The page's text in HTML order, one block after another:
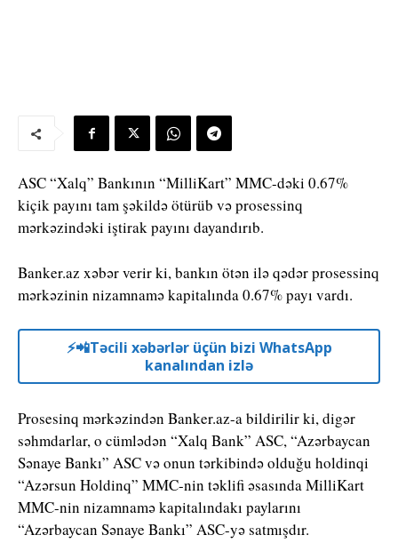
ASC “Xalq” Bankının “MilliKart” MMC-dəki 0.67%
kiçik payını tam şəkildə ötürüb və prosessinq
mərkəzindəki iştirak payını dayandırıb.
Banker.az xəbər verir ki, bankın ötən ilə qədər prosessinq
mərkəzinin nizamnamə kapitalında 0.67% payı vardı.
⚡️📲Təcili xəbərlər üçün bizi WhatsApp
kanalından izlə
Prosesinq mərkəzindən Banker.az-a bildirilir ki, digər
səhmdarlar, o cümlədən “Xalq Bank” ASC, “Azərbaycan
Sənaye Bankı” ASC və onun tərkibində olduğu holdinqi
“Azərsun Holdinq” MMC-nin təklifi əsasında MilliKart
MMC-nin nizamnamə kapitalındakı paylarını
“Azərbaycan Sənaye Bankı” ASC-yə satmışdır.